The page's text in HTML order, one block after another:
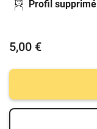
Profil supprimé
5,00 €